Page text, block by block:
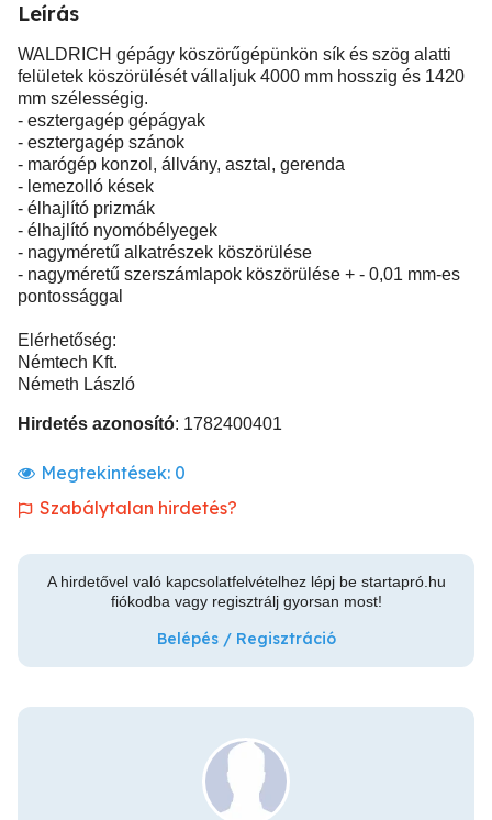
Leírás
WALDRICH gépágy köszörűgépünkön sík és szög alatti
felületek köszörülését vállaljuk 4000 mm hosszig és 1420
mm szélességig.
- esztergagép gépágyak
- esztergagép szánok
- marógép konzol, állvány, asztal, gerenda
- lemezolló kések
- élhajlító prizmák
- élhajlító nyomóbélyegek
- nagyméretű alkatrészek köszörülése
- nagyméretű szerszámlapok köszörülése + - 0,01 mm-es
pontossággal
Elérhetőség:
Némtech Kft.
Németh László
Hirdetés azonosító: 1782400401
Megtekintések: 0
Szabálytalan hirdetés?
A hirdetővel való kapcsolatfelvételhez lépj be startapró.hu
fiókodba vagy regisztrálj gyorsan most!
Belépés / Regisztráció